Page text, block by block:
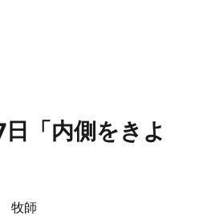
「内側をきよ
牧師